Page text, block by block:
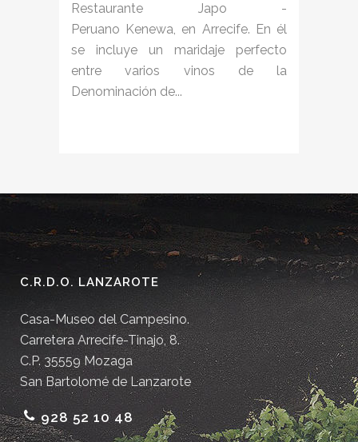
Restaurante Japo -
Peruano Kenewa, en Arrecife. En él
se incluye un maridaje perfecto
entre varios vinos de la
Denominación de...
C.R.D.O. LANZAROTE
Casa-Museo del Campesino.
Carretera Arrecife-Tinajo, 8.
C.P. 35559 Mozaga
San Bartolomé de Lanzarote
928 52 10 48